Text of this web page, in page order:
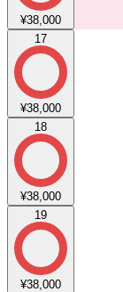
¥38,000
17
¥38,000
18
¥38,000
19
¥38,000